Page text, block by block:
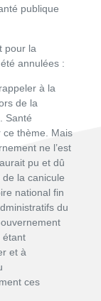
publique
pour la
annulées :
à la
de la
Santé
ce thème. Mais
ne l’est
pu et dû
la canicule
national fin
du
étant
et à
ces